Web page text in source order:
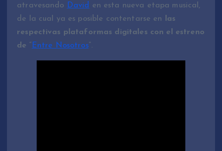
atravesando David en esta nueva etapa musical,
de la cual ya es posible contentarse en las
respectivas plataformas digitales con el estreno
de
Entre Nosotros”.